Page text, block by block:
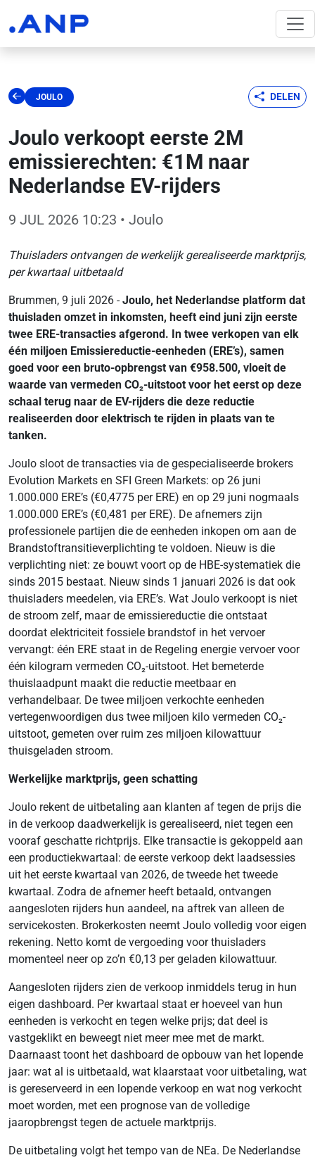
JOULO DELEN
Joulo verkoopt eerste 2M
emissierechten: €1M naar
Nederlandse EV-rijders
9 JUL 2026 10:23 • Joulo
Thuisladers ontvangen de werkelijk gerealiseerde marktprijs,
per kwartaal uitbetaald
Brummen, 9 juli 2026 -Joulo, het Nederlandse platform dat
thuisladen omzet in inkomsten, heeft eind juni zijn eerste
twee ERE-transacties afgerond. In twee verkopen van elk
één miljoen Emissiereductie-eenheden (ERE’s), samen
goed voor een bruto-opbrengst van €958.500, vloeit de
waarde van vermeden CO₂-uitstoot voor het eerst op deze
schaal terug naar de EV-rijders die deze reductie
realiseerden door elektrisch te rijden in plaats van te
tanken.
Joulo sloot de transacties via de gespecialiseerde brokers
Evolution Markets en SFI Green Markets: op 26 juni
1.000.000 ERE’s (€0,4775 per ERE) en op 29 juni nogmaals
1.000.000 ERE’s (€0,481 per ERE). De afnemers zijn
professionele partijen die de eenheden inkopen om aan de
Brandstoftransitieverplichting te voldoen. Nieuw is die
verplichting niet: ze bouwt voort op de HBE-systematiek die
sinds 2015 bestaat. Nieuw sinds 1 januari 2026 is dat ook
thuisladers meedelen, via ERE’s. Wat Joulo verkoopt is niet
de stroom zelf, maar de emissiereductie die ontstaat
doordat elektriciteit fossiele brandstof in het vervoer
vervangt: één ERE staat in de Regeling energie vervoer voor
één kilogram vermeden CO₂-uitstoot. Het bemeterde
thuislaadpunt maakt die reductie meetbaar en
verhandelbaar. De twee miljoen verkochte eenheden
vertegenwoordigen dus twee miljoen kilo vermeden CO₂-
uitstoot, gemeten over ruim zes miljoen kilowattuur
thuisgeladen stroom.
Werkelijke marktprijs, geen schatting
Joulo rekent de uitbetaling aan klanten af tegen de prijs die
in de verkoop daadwerkelijk is gerealiseerd, niet tegen een
vooraf geschatte richtprijs. Elke transactie is gekoppeld aan
een productiekwartaal: de eerste verkoop dekt laadsessies
uit het eerste kwartaal van 2026, de tweede het tweede
kwartaal. Zodra de afnemer heeft betaald, ontvangen
aangesloten rijders hun aandeel, na aftrek van alleen de
servicekosten. Brokerkosten neemt Joulo volledig voor eigen
rekening. Netto komt de vergoeding voor thuisladers
momenteel neer op zo’n €0,13 per geladen kilowattuur.
Aangesloten rijders zien de verkoop inmiddels terug in hun
eigen dashboard. Per kwartaal staat er hoeveel van hun
eenheden is verkocht en tegen welke prijs; dat deel is
vastgeklikt en beweegt niet meer mee met de markt.
Daarnaast toont het dashboard de opbouw van het lopende
jaar: wat al is uitbetaald, wat klaarstaat voor uitbetaling, wat
is gereserveerd in een lopende verkoop en wat nog verkocht
moet worden, met een prognose van de volledige
jaaropbrengst tegen de actuele marktprijs.
De uitbetaling volgt het tempo van de NEa. De Nederlandse